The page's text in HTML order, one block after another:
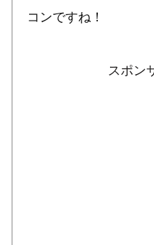
コンですね！
スポン